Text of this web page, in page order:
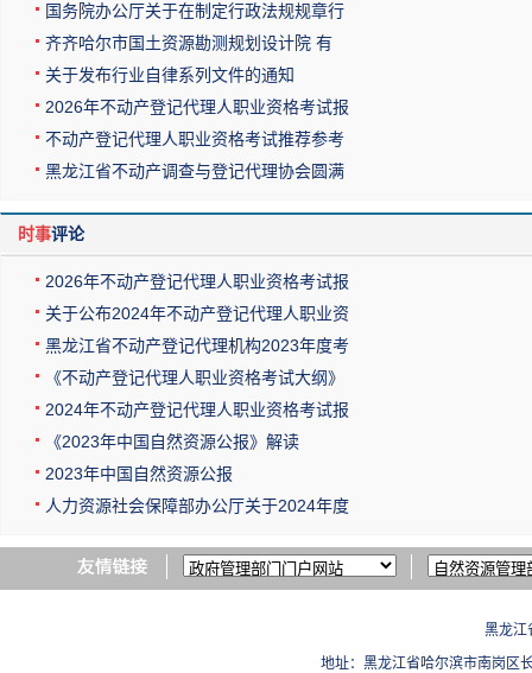
国务院办公厅关于在制定行政法规规章行
齐齐哈尔市国土资源勘测规划设计院 有
关于发布行业自律系列文件的通知
2026年不动产登记代理人职业资格考试报
不动产登记代理人职业资格考试推荐参考
黑龙江省不动产调查与登记代理协会圆满
时事评论
2026年不动产登记代理人职业资格考试报
关于公布2024年不动产登记代理人职业资
黑龙江省不动产登记代理机构2023年度考
《不动产登记代理人职业资格考试大纲》
2024年不动产登记代理人职业资格考试报
《2023年中国自然资源公报》解读
2023年中国自然资源公报
人力资源社会保障部办公厅关于2024年度
黑龙江
地址：黑龙江省哈尔滨市南岗区